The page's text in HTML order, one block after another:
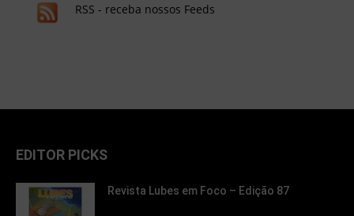
RSS - receba nossos Feeds
EDITOR PICKS
Revista Lubes em Foco – Edição 87